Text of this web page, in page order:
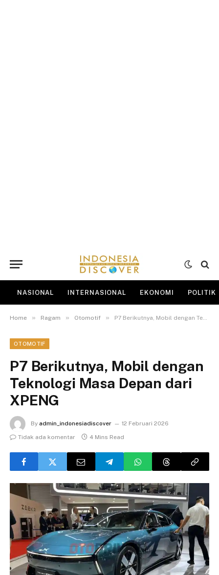
NASIONAL INTERNASIONAL EKONOMI POLITIK
Home » Ragam » Otomotif » P7 Berikutnya, Mobil dengan Teknologi Masa Depan dari XPENG
OTOMOTIF
P7 Berikutnya, Mobil dengan
Teknologi Masa Depan dari
XPENG
By admin_indonesiadiscover
12 Februari 2026
Tidak ada komentar
4 Mins Read